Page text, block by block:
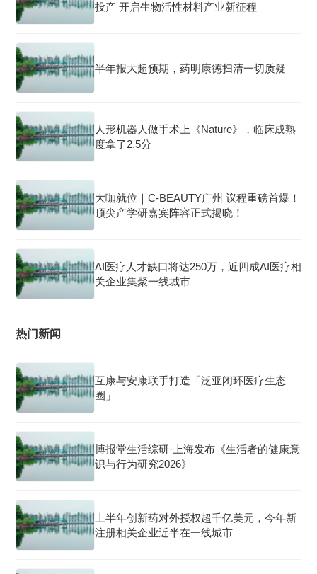
投产 开启生物活性材料产业新征程
半年报大超预期，药明康德扫清一切质疑
人形机器人做手术上《Nature》，临床成熟
度拿了2.5分
大咖就位｜C-BEAUTY广州 议程重磅首爆！
顶尖产学研嘉宾阵容正式揭晓！
AI医疗人才缺口将达250万，近四成AI医疗相
关企业集聚一线城市
热门新闻
互康与安康联手打造「泛亚闭环医疗生态
圈」
博报堂生活综研·上海发布《生活者的健康意
识与行为研究2026》
上半年创新药对外授权超千亿美元，今年新
注册相关企业近半在一线城市